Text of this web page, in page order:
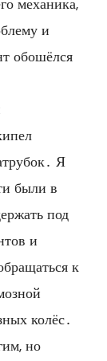
и
обошёлся
Я
были в
под
и
к
колёс․
но